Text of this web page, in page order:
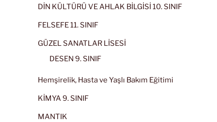
DİN KÜLTÜRÜ VE AHLAK BİLGİSİ 10. SINIF
FELSEFE 11. SINIF
GÜZEL SANATLAR LİSESİ
DESEN 9. SINIF
Hemşirelik, Hasta ve Yaşlı Bakım Eğitimi
KİMYA 9. SINIF
MANTIK